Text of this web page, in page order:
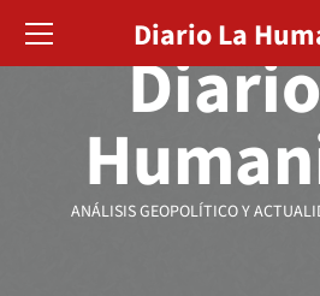
ANÁLISIS GEOPOLÍTICO Y
Diario La